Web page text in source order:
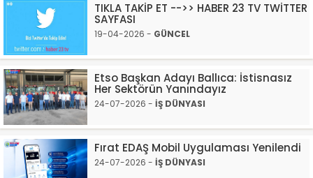
TIKLA TAKİP ET -->> HABER 23 TV TWİTTER
SAYFASI
19-04-2026 - GÜNCEL
Etso Başkan Adayı Ballıca: İstisnasız
Her Sektörün Yanındayız
24-07-2026 - İŞ DÜNYASI
Fırat EDAŞ Mobil Uygulaması Yenilendi
24-07-2026 - İŞ DÜNYASI